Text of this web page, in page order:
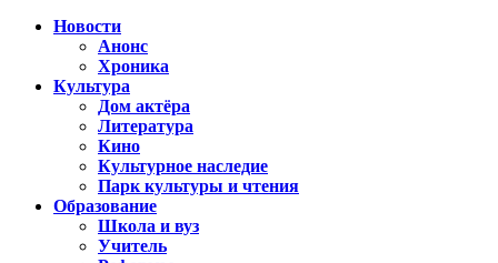
Новости
Анонс
Хроника
Культура
Дом актёра
Литература
Кино
Культурное наследие
Парк культуры и чтения
Образование
Школа и вуз
Учитель